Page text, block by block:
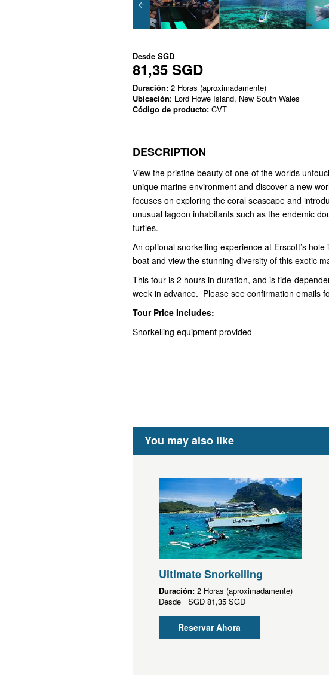
Desde SGD
81,35 SGD
Duración: 2 Horas (aproximadamente)
Ubicación: Lord Howe Island, New South Wales
Código de producto: CVT
DESCRIPTION
View the pristine beauty of one of the worlds
unique marine environment and discover a new
focuses on exploring the coral seascape and
unusual lagoon inhabitants such as the endemic
turtles.
An optional snorkelling experience at Erscott’s
boat and view the stunning diversity of this exotic
This tour is 2 hours in duration, and is tide-
week in advance. Please see confirmation emails
Tour Price Includes:
Snorkelling equipment provided
You may also like
Ultimate Snorkelling
Duración: 2 Horas (aproximadamente)
Desde SGD 81,35 SGD
Reservar Ahora